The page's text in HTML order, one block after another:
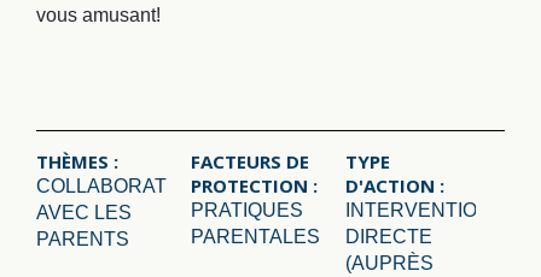
vous amusant!
THÈMES :
COLLABORATION
AVEC LES
PARENTS
FACTEURS DE
PROTECTION :
PRATIQUES
PARENTALES
TYPE
D'ACTION :
INTERVENTION
DIRECTE
(AUPRÈS